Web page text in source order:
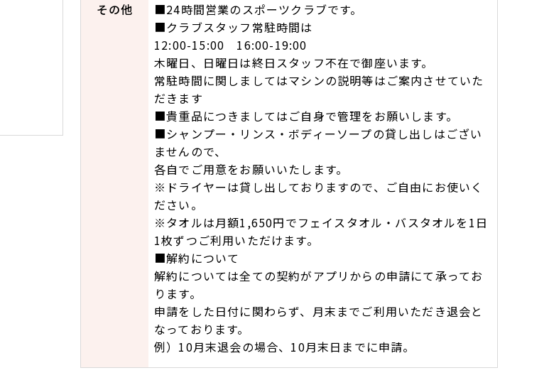
その他
■24時間営業のスポーツクラブです。
■クラブスタッフ常駐時間は
12:00-15:00 16:00-19:00
木曜日、日曜日は終日スタッフ不在で御座います。
常駐時間に関しましてはマシンの説明等はご案内させていた
だきます
■貴重品につきましてはご自身で管理をお願いします。
■シャンプー・リンス・ボディーソープの貸し出しはござい
ませんので、
各自でご用意をお願いいたします。
※ドライヤーは貸し出しておりますので、ご自由にお使いく
ださい。
※タオルは月額1,650円でフェイスタオル・バスタオルを1日
1枚ずつご利用いただけます。
■解約について
解約については全ての契約がアプリからの申請にて承ってお
ります。
申請をした日付に関わらず、月末までご利用いただき退会と
なっております。
例）10月末退会の場合、10月末日までに申請。